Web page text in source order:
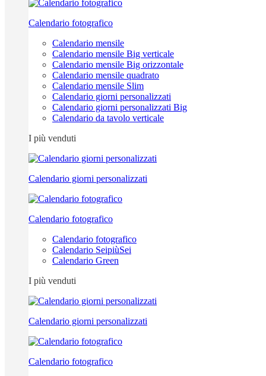
Calendario fotografico
Calendario mensile
Calendario mensile Big verticale
Calendario mensile Big orizzontale
Calendario mensile quadrato
Calendario mensile Slim
Calendario giorni personalizzati
Calendario giorni personalizzati Big
Calendario da tavolo verticale
I più venduti
Calendario giorni personalizzati
Calendario fotografico
Calendario fotografico
Calendario SeipiùSei
Calendario Green
I più venduti
Calendario giorni personalizzati
Calendario fotografico